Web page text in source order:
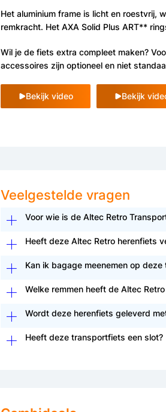
Het aluminium frame is licht en roestvrij,
remkracht. Het AXA Solid Plus ART**
Wil je de fiets extra compleet maken?
accessoires zijn optioneel en niet
Bekijk video Bekijk
Veelgestelde vragen
Voor wie is de Altec Retro
Heeft deze Altec Retro herenfiets
Kan ik bagage meenemen op
Welke remmen heeft de Altec
Wordt deze herenfiets geleverd
Heeft deze transportfiets een slot?